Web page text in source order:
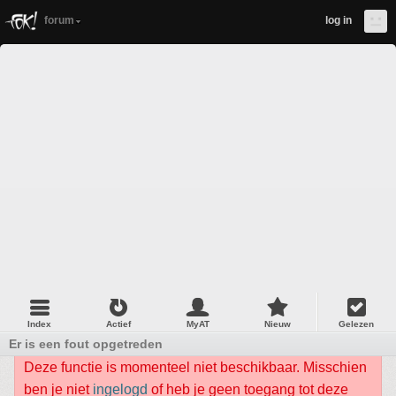
forum log in
Index Actief MyAT Nieuw Gelezen
Er is een fout opgetreden
Deze functie is momenteel niet beschikbaar. Misschien
ben je niet ingelogd of heb je geen toegang tot deze